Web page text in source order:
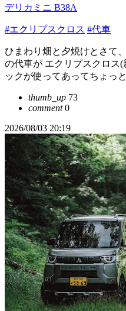
デリカミニ B38A
#エクリプスクロス #代車
ひまわり畑と夕焼けとさて
の代車が エクリプスクロス
ックが使ってあってちょっ
thumb_up 73
comment0
2026/08/03 20:19